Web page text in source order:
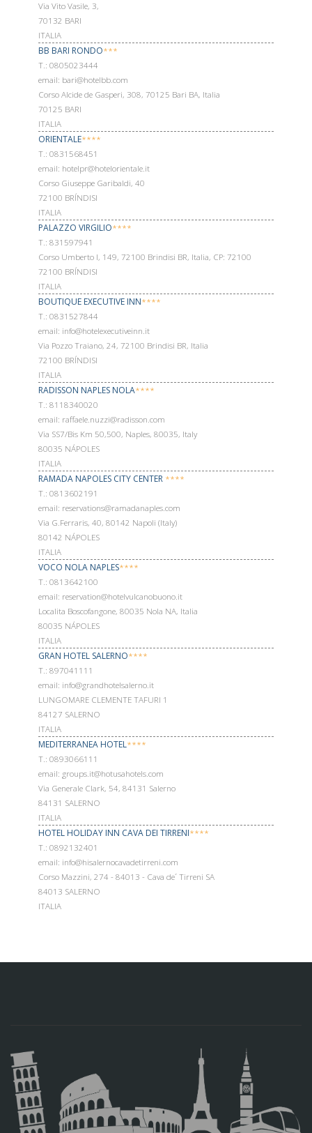
Via Vito Vasile, 3,
70132 BARI
ITALIA
BB BARI RONDO***
Т.: 0805023444
email: bari@hotelbb.com
Corso Alcide de Gasperi, 308, 70125 Bari BA, Italia
70125 BARI
ITALIA
ORIENTALE****
Т.: 0831568451
email: hotelpr@hotelorientale.it
Corso Giuseppe Garibaldi, 40
72100 BRÍNDISI
ITALIA
PALAZZO VIRGILIO****
Т.: 831597941
Corso Umberto I, 149, 72100 Brindisi BR, Italia, CP: 72100
72100 BRÍNDISI
ITALIA
BOUTIQUE EXECUTIVE INN****
Т.: 0831527844
email: info@hotelexecutiveinn.it
Via Pozzo Traiano, 24, 72100 Brindisi BR, Italia
72100 BRÍNDISI
ITALIA
RADISSON NAPLES NOLA****
Т.: 8118340020
email: raffaele.nuzzi@radisson.com
Via SS7/Bis Km 50,500, Naples, 80035, Italy
80035 NÁPOLES
ITALIA
RAMADA NAPOLES CITY CENTER ****
Т.: 0813602191
email: reservations@ramadanaples.com
Via G.Ferraris, 40, 80142 Napoli (Italy)
80142 NÁPOLES
ITALIA
VOCO NOLA NAPLES****
Т.: 0813642100
email: reservation@hotelvulcanobuono.it
Localita Boscofangone, 80035 Nola NA, Italia
80035 NÁPOLES
ITALIA
GRAN HOTEL SALERNO****
Т.: 897041111
email: info@grandhotelsalerno.it
LUNGOMARE CLEMENTE TAFURI 1
84127 SALERNO
ITALIA
MEDITERRANEA HOTEL****
Т.: 0893066111
email: groups.it@hotusahotels.com
Via Generale Clark, 54, 84131 Salerno
84131 SALERNO
ITALIA
HOTEL HOLIDAY INN CAVA DEI TIRRENI****
Т.: 0892132401
email: info@hisalernocavadetirreni.com
Corso Mazzini, 274 - 84013 - Cava de´ Tirreni SA
84013 SALERNO
ITALIA